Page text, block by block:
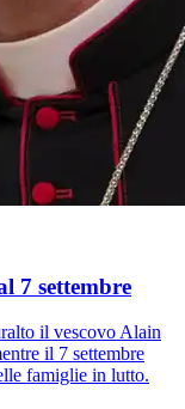
7 settembre
il vescovo Alain
il 7 settembre
famiglie in lutto.